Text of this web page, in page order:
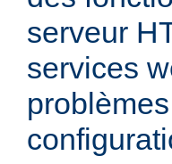
serveur
services